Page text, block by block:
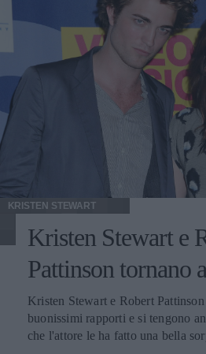
KRISTEN STEWART
Kristen Stewart e
Pattinson tornano
Kristen Stewart e Robert
buonissimi rapporti e si tengono
che l'attore le ha fatto una bella